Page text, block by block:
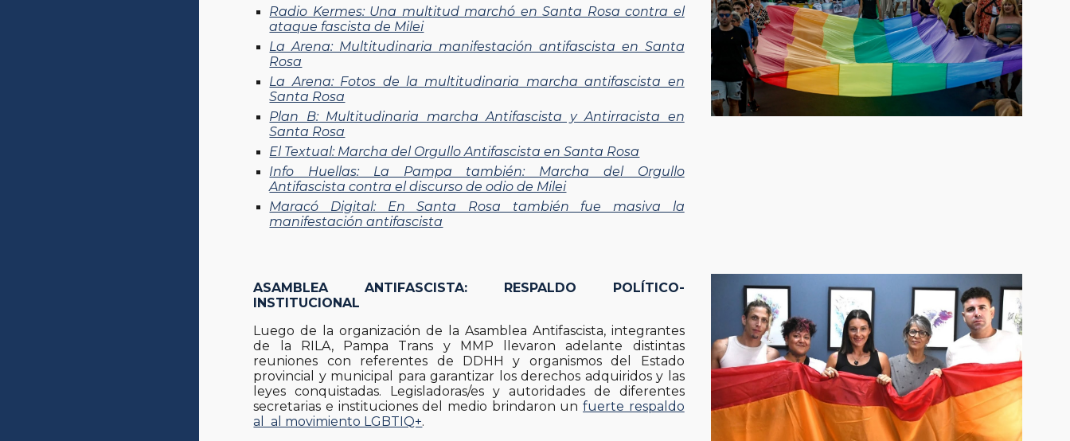
Radio Kermes: Una multitud marchó en Santa Rosa contra el
ataque fascista de Milei
La Arena: Multitudinaria manifestación antifascista en Santa
Rosa
La Arena: Fotos de la multitudinaria marcha antifascista en
Santa Rosa
Plan B: Multitudinaria marcha Antifascista y Antirracista en
Santa Rosa
El Textual: Marcha del Orgullo Antifascista en Santa Rosa
Info Huellas: La Pampa también: Marcha del Orgullo
Antifascista contra el discurso de odio de Milei
Maracó Digital: En Santa Rosa también fue masiva la
manifestación antifascista
ASAMBLEA ANTIFASCISTA: RESPALDO POLÍTICO-
INSTITUCIONAL
Luego de la organización de la Asamblea Antifascista, integrantes
de la RILA, Pampa Trans y MMP llevaron adelante distintas
reuniones con referentes de DDHH y organismos del Estado
provincial y municipal para garantizar los derechos adquiridos y las
leyes conquistadas. Legisladoras/es y autoridades de diferentes
secretarias e instituciones del medio brindaron unfuerte respaldo
al al movimiento LGBTIQ+.